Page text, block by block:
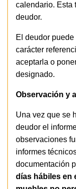
calendario. Esta
deudor.
El deudor
carácter
aceptarla o
designado.
Observación y
Una vez que se
deudor el
observaciones
informes
documentación
días hábiles en